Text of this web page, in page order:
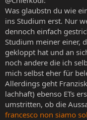
Was glaubstn du wie
ins Studium erst. Nur
dennoch einfach
Studium meiner einer,
gekloppt hat und an
noch andere die ich
mich selbst eher für
Allerdings geht
lachhaft) ebenso ETs
umstritten, ob die
francesco non siamo